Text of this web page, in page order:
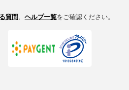
質問 ヘルプ一覧をご確認ください。